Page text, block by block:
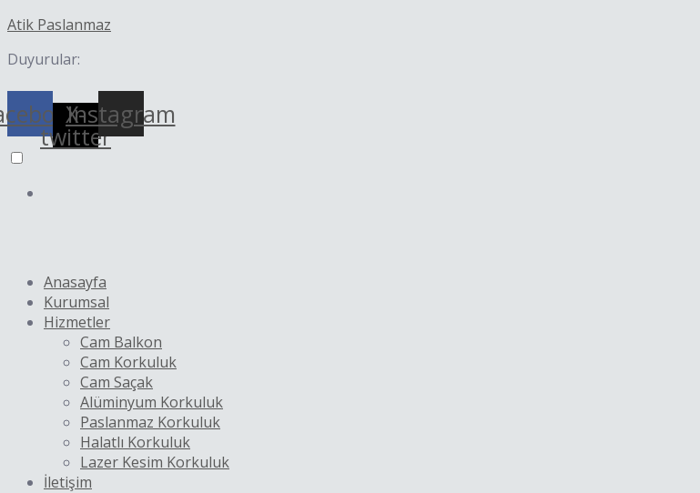
atla
Atik Paslanmaz
Duyurular:
X-
twitter
Instagram
Anasayfa
Kurumsal
Hizmetler
Cam Balkon
Cam Korkuluk
Cam Saçak
Alüminyum Korkuluk
Paslanmaz Korkuluk
Halatlı Korkuluk
Lazer Kesim Korkuluk
İletişim
dolaşımı